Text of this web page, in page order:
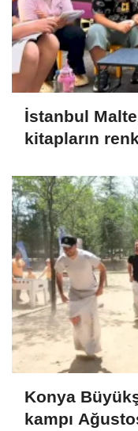
İstanbul
kitapların
Konya
kampı